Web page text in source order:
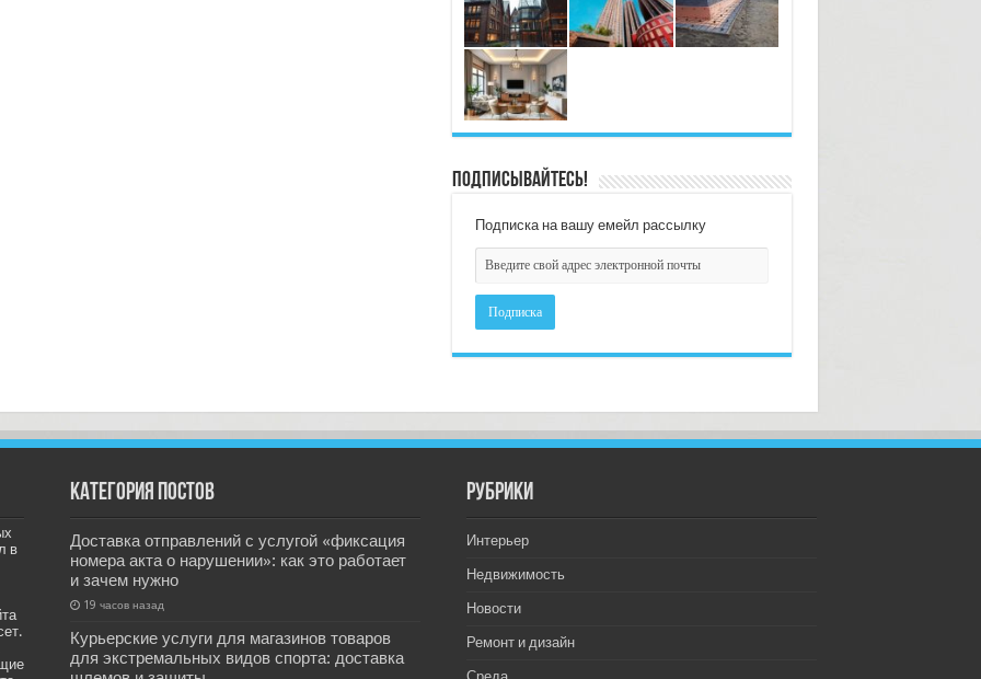
Подписывайтесь!
Подписка на вашу емейл рассылку
в
Категория постов
Доставка отправлений с услугой «фиксация
номера акта о нарушении»: как это работает
и зачем нужно
19 часов назад
Курьерские услуги для магазинов товаров
для экстремальных видов спорта: доставка
РУбрики
Интерьер
Недвижимость
Новости
Ремонт и дизайн